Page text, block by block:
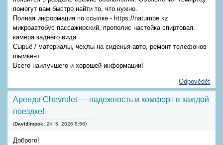
помогут вам быстро найти то, что нужно.
Полная информация по ссылке - https://natumbe.kz
микроавтобус пассажирский, прополис настойка спиртовая,
камера заднего вида
Сырьё / материалы, чехлы на сиденья авто, ремонт телефонов
шымкент
Всего наилучшего и хорошей информации!
Odpovědět
Аренда Chevrolet — надежность и комфорт в каждой
поездке!
(DavidImpok 24. 5. 2026 8:56)
Доброго!